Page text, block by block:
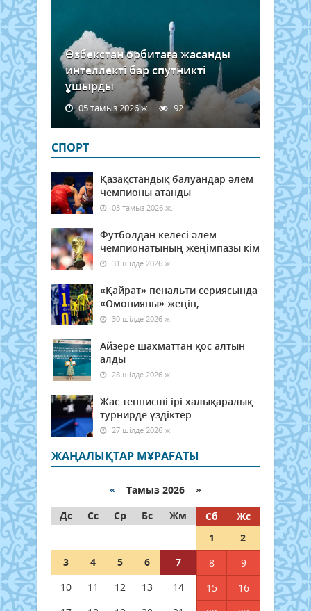
Өзбекстан орбитаға жасанды
интеллекті бар спутникті
ұшырды
05 тамыз 2026 ж. 92
СПОРТ
Қазақстандық балуандар әлем
чемпионы атанды
03 тамыз 2026 ж.
Футболдан келесі әлем
чемпионатының жеңімпазы кім
31 шілде 2026 ж.
«Қайрат» пенальти сериясында
«Омонияны» жеңіп,
30 шілде 2026 ж.
Айзере шахматтан қос алтын
алды
28 шілде 2026 ж.
Жас теннисші ірі халықаралық
турнирде үздіктер
27 шілде 2026 ж.
ЖАҢАЛЫҚТАР МҰРАҒАТЫ
« Тамыз 2026 »
Дс
Сс Ср Бс Жм Сб
Жс
1
2
3
4 5 6 7 8
9
10
11 12 13 14 15
16